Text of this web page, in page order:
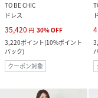
TO BE CHIC
ドレス
35,420 円 30%OFF
3,220ポイント(10%ポイント
バック)
クーポン対象